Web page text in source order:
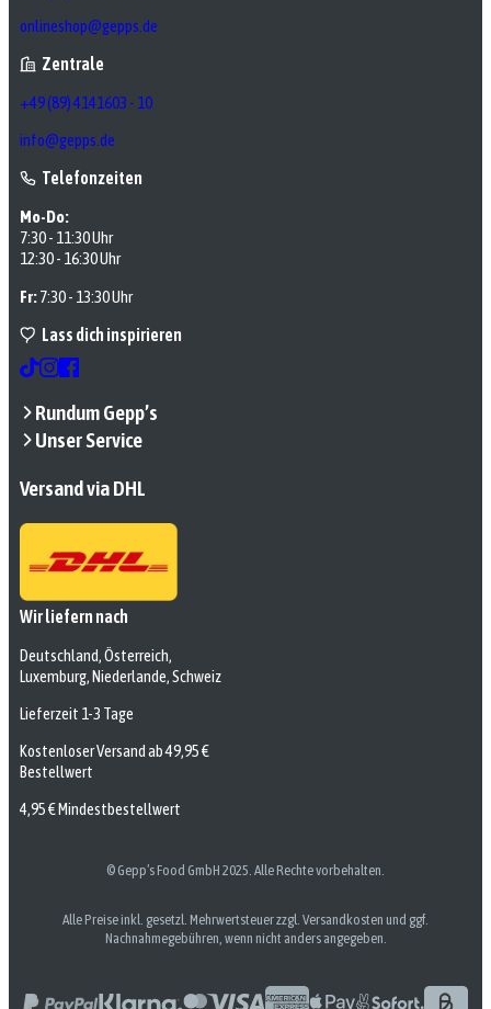
onlineshop@gepps.de
Zentrale
+49 (89) 4141603 - 10
info@gepps.de
Telefonzeiten
Mo-Do:
7:30 - 11:30 Uhr
12:30 - 16:30 Uhr
Fr:7:30 - 13:30 Uhr
Lass dich inspirieren
Rundum Gepp’s
Unser Service
Versand via DHL
Wir liefern nach
Deutschland, Österreich,
Luxemburg, Niederlande, Schweiz
Lieferzeit 1-3 Tage
Kostenloser Versand ab 49,95 €
Bestellwert
4,95 € Mindestbestellwert
© Gepp’s Food GmbH 2025. Alle Rechte vorbehalten.
Alle Preise inkl. gesetzl. Mehrwertsteuer zzgl. Versandkosten und ggf.
Nachnahmegebühren, wenn nicht anders angegeben.